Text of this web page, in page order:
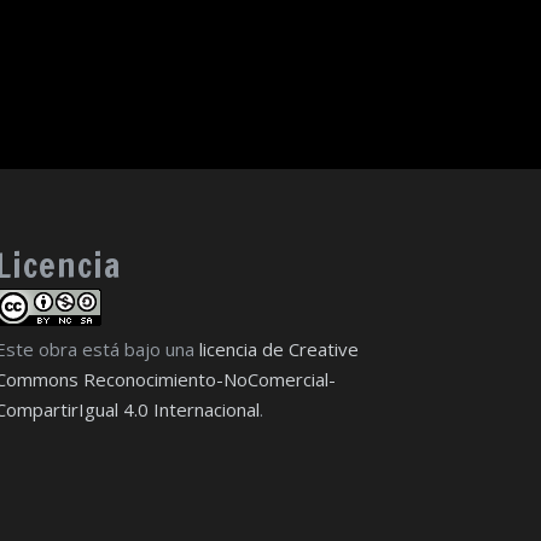
obra está bajo una licencia de Creative
Reconocimiento-NoComercial-
4.0 Internacional.